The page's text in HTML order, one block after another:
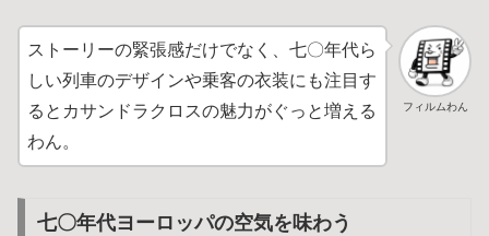
フィルムわん
ストーリーの緊張感だけでなく、七〇年代ら
しい列車のデザインや乗客の衣装にも注目す
るとカサンドラクロスの魅力がぐっと増える
わん。
七〇年代ヨーロッパの空気を味わう